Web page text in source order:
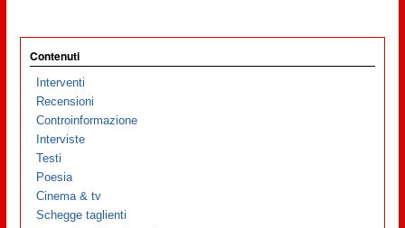
Contenuti
Interventi
Recensioni
Controinformazione
Interviste
Testi
Poesia
Cinema & tv
Schegge taglienti